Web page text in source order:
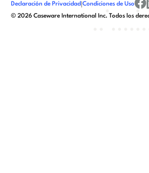
©2026 Caseware International Inc. Todos los
Declaración de Privacidad |Condiciones de Uso